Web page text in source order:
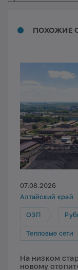
ПОХОЖИЕ
07.08.2026
Алтайский край
ОЗП
Тепловые сети
На низком
новому